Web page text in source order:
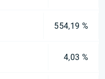
554,19 %
4,03 %